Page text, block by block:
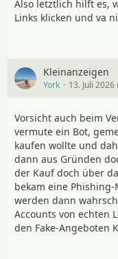
Also letztlich hilft es,
Links klicken und va
Kleinanzeigen
York 13. Juli 2026
Vorsicht auch beim
vermute ein Bot,
kaufen wollte und
dann aus Gründen
der Kauf doch über
bekam eine Phishing-
werden dann
Accounts von echten
den Fake-Angeboten